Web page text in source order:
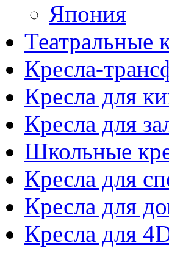
Япония
Театральные
Кресла-
Кресла для
Кресла для
Школьные
Кресла для
Кресла для
Кресла для